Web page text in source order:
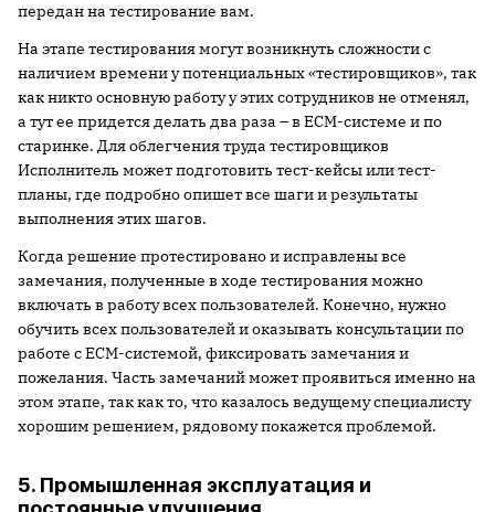
передан на тестирование вам.
На этапе тестирования могут возникнуть сложности с
наличием времени у потенциальных «тестировщиков», так
как никто основную работу у этих сотрудников не отменял,
а тут ее придется делать два раза – в ECM-системе и по
старинке. Для облегчения труда тестировщиков
Исполнитель может подготовить тест-кейсы или тест-
планы, где подробно опишет все шаги и результаты
выполнения этих шагов.
Когда решение протестировано и исправлены все
замечания, полученные в ходе тестирования можно
включать в работу всех пользователей. Конечно, нужно
обучить всех пользователей и оказывать консультации по
работе с ECM-системой, фиксировать замечания и
пожелания. Часть замечаний может проявиться именно на
этом этапе, так как то, что казалось ведущему специалисту
хорошим решением, рядовому покажется проблемой.
5. Промышленная эксплуатация и